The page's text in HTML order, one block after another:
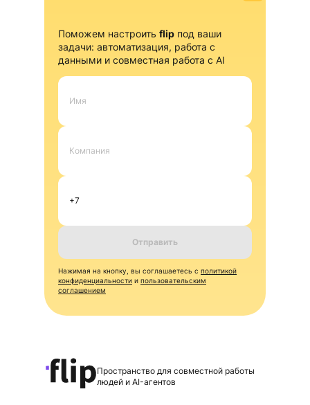
Поможем настроить flip под ваши
задачи: автоматизация, работа с
данными и совместная работа с AI
Отправить
Нажимая на кнопку, вы соглашаетесь с политикой
конфиденциальности и пользовательским
соглашением
Пространство для совместной работы
людей и AI-агентов